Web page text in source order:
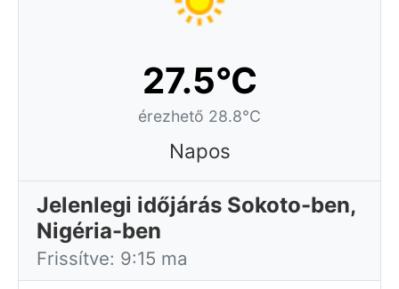
27.5°C
érezhető 28.8°C
Napos
Jelenlegi időjárás Sokoto-ben,
Nigéria-ben
Frissítve: 9:15 ma